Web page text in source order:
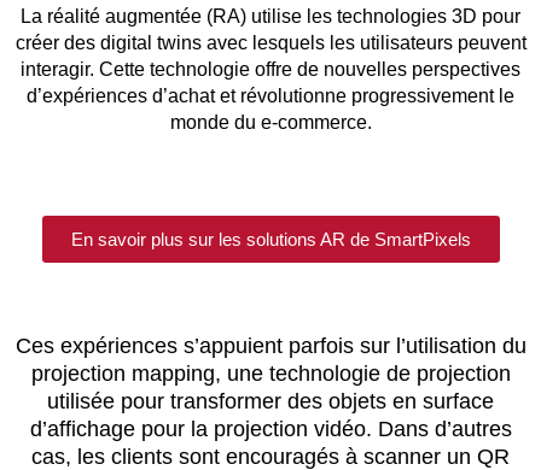
La réalité augmentée (RA) utilise les technologies 3D pour
créer des digital twins avec lesquels les utilisateurs peuvent
interagir. Cette technologie offre de nouvelles perspectives
d’expériences d’achat et révolutionne progressivement le
monde du e-commerce.
En savoir plus sur les solutions AR de SmartPixels
Ces expériences s’appuient parfois sur l’utilisation du
projection mapping, une technologie de projection
utilisée pour transformer des objets en surface
d’affichage pour la projection vidéo. Dans d’autres
cas, les clients sont encouragés à scanner un QR